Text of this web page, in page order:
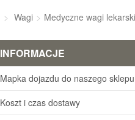
> Wagi > Medyczne wagi
INFORMACJE
Mapka dojazdu do naszego sklepu
Koszt i czas dostawy